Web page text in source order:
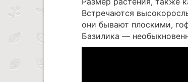
Встречаются
они бывают плоскими,
Базилика —